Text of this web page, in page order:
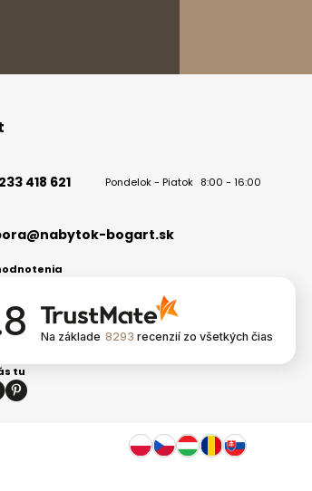
418 621 Pondelok - Piatok 8:00 - 16:00
bogart.sk
Na základe 8293 recenzií zo všetkých čias
tu